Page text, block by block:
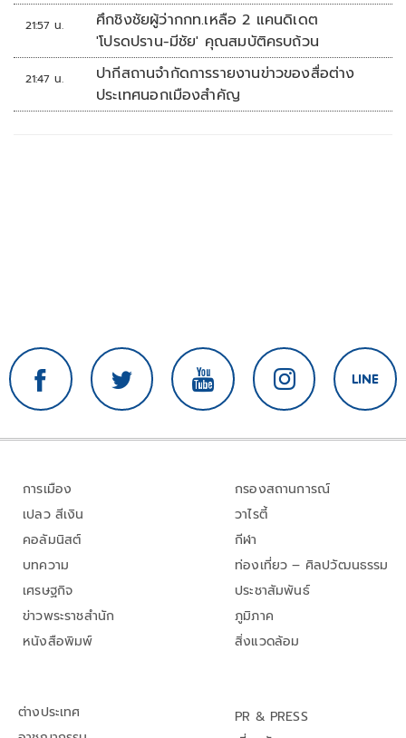
ที่มัลดาลิกา
21:57 น.
ศึกชิงชัยผู้ว่ากกท.เหลือ 2 แคนดิเดต
'โปรดปราน-มีชัย' คุณสมบัติครบถ้วน
21:47 น.
ปากีสถานจำกัดการรายงานข่าวของสื่อต่าง
ประเทศนอกเมืองสำคัญ
การเมือง
เปลว สีเงิน
คอลัมนิสต์
บทความ
เศรษฐกิจ
ข่าวพระราชสำนัก
หนังสือพิมพ์
กรองสถานการณ์
วาไรตี้
กีฬา
ท่องเที่ยว – ศิลปวัฒนธรรม
ประชาสัมพันธ์
ภูมิภาค
สิ่งแวดล้อม
ต่างประเทศ
PR & PRESS